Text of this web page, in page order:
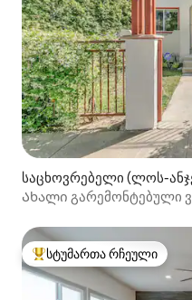
საცხოვრებელი (ლოს-
Ახალი გარემონტებული
სტუმართა რჩეული
სტუმართა რჩეული